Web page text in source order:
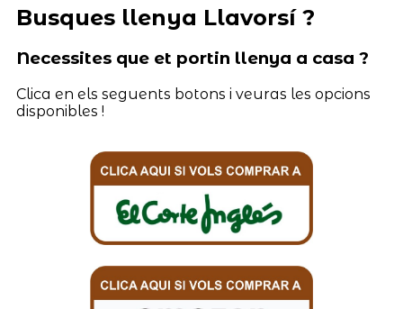
Busques llenya Llavorsí ?
Necessites que et portin llenya a casa ?
Clica en els seguents botons i veuras les opcions
disponibles !